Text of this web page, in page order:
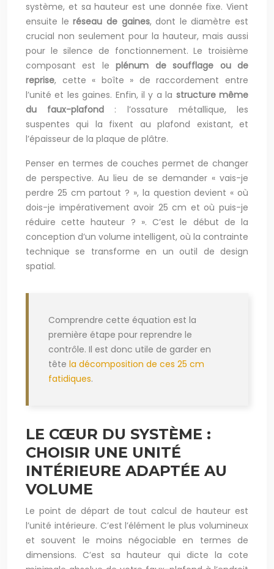
système, et sa hauteur est une donnée fixe. Vient
ensuite leréseau de gaines, dont le diamètre est
crucial non seulement pour la hauteur, mais aussi
pour le silence de fonctionnement. Le troisième
composant est leplénum de soufflage ou de
reprise, cette « boîte » de raccordement entre
l’unité et les gaines. Enfin, il y a la structure même
du faux-plafond : l’ossature métallique, les
suspentes qui la fixent au plafond existant, et
l’épaisseur de la plaque de plâtre.
Penser en termes de couches permet de changer
de perspective. Au lieu de se demander « vais-je
perdre 25 cm partout ? », la question devient « où
dois-je impérativement avoir 25 cm et où puis-je
réduire cette hauteur ? ». C’est le début de la
conception d’un volume intelligent, où la contrainte
technique se transforme en un outil de design
spatial.
Comprendre cette équation est la
première étape pour reprendre le
contrôle. Il est donc utile de garder en
tête la décomposition de ces 25 cm
fatidiques.
LE CŒUR DU SYSTÈME :
CHOISIR UNE UNITÉ
INTÉRIEURE ADAPTÉE AU
VOLUME
Le point de départ de tout calcul de hauteur est
l’unité intérieure. C’est l’élément le plus volumineux
et souvent le moins négociable en termes de
dimensions. C’est sa hauteur qui dicte la cote